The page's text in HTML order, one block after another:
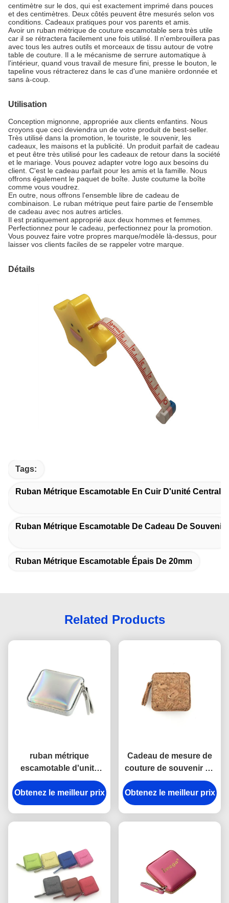
centimètre sur le dos, qui est exactement imprimé dans pouces
et des centimètres. Deux côtés peuvent être mesurés selon vos
conditions. Cadeaux pratiques pour vos parents et amis.
Avoir un ruban métrique de couture escamotable sera très utile
car il se rétractera facilement une fois utilisé. Il n'embrouillera pas
avec tous les autres outils et morceaux de tissu autour de votre
table de couture. Il a le mécanisme de serrure automatique à
l'intérieur, quand vous travail de mesure fini, presse le bouton, le
tapeline vous rétracterez dans le cas d'une manière ordonnée et
sans à-coup.
Utilisation
Conception mignonne, appropriée aux clients enfantins. Nous
croyons que ceci deviendra un de votre produit de best-seller.
Très utilisé dans la promotion, le touriste, le souvenir, les
cadeaux, les maisons et la publicité. Un produit parfait de cadeau
et peut être très utilisé pour les cadeaux de retour dans la société
et le mariage. Vous pouvez adapter votre logo aux besoins du
client. C'est le cadeau parfait pour les amis et la famille. Nous
offrons également le paquet de boîte. Juste coutume la boîte
comme vous voudrez.
En outre, nous offrons l'ensemble libre de cadeau de
combinaison. Le ruban métrique peut faire partie de l'ensemble
de cadeau avec nos autres articles.
Il est pratiquement approprié aux deux hommes et femmes.
Perfectionnez pour le cadeau, perfectionnez pour la promotion.
Vous pouvez faire votre propres marque/modèle là-dessus, pour
laisser vos clients faciles de se rappeler votre marque.
Détails
Tags:
Ruban Métrique Escamotable En Cuir D'unité Centrale
Ruban Métrique Escamotable De Cadeau De Souvenir
Ruban Métrique Escamotable Épais De 20mm
Related Products
ruban métrique
escamotable d'unité
centrale de 15mm de
cadeau en cuir Jelly
Color de souvenir
Obtenez le meilleur prix
Cadeau de mesure de
couture de souvenir de
la place 15mm d'ABS
d'unité centrale de
bande d'Imega
Obtenez le meilleur prix